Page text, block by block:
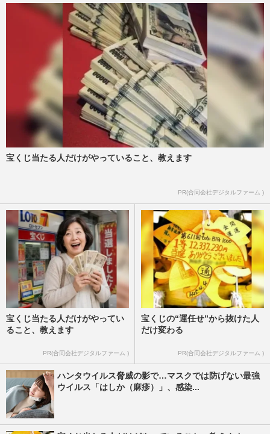
宝くじ当たる人だけがやっていること、教えます
PR(合同会社デジタルファーム )
宝くじ当たる人だけがやってい
ること、教えます
PR(合同会社デジタルファーム )
宝くじの“運任せ”から抜けた人
だけ変わる
PR(合同会社デジタルファーム )
ハンタウイルス脅威の影で…マスクでは防げない最強
ウイルス「はしか（麻疹）」、感染...